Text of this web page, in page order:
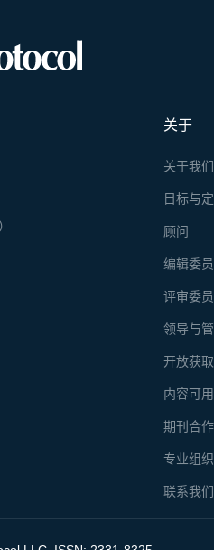
关于
关于我们
目标与
顾问
编辑委
评审委
领导与
开放获
内容可
期刊合
专业组
联系我们